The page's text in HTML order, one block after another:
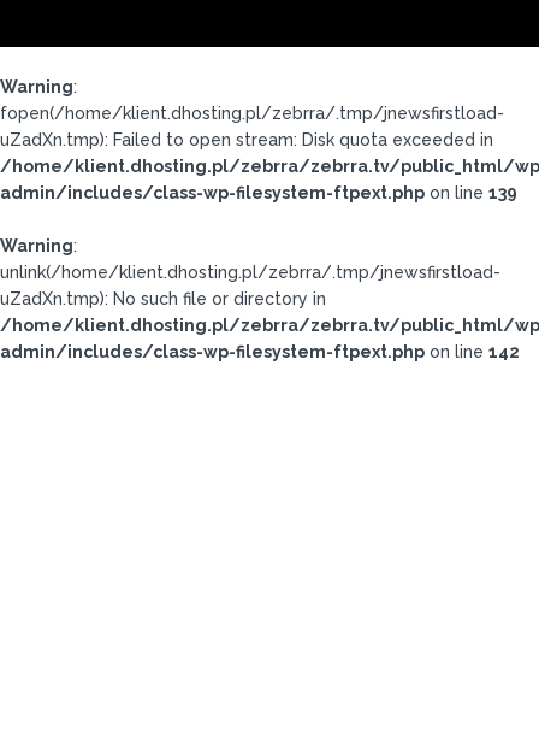
Warning:
fopen(/home/klient.dhosting.pl/zebrra/.tmp/jnewsfirstload-
uZadXn.tmp): Failed to open stream: Disk quota exceeded in
/home/klient.dhosting.pl/zebrra/zebrra.tv/public_html/
admin/includes/class-wp-filesystem-ftpext.php on line 139
Warning:
unlink(/home/klient.dhosting.pl/zebrra/.tmp/jnewsfirstload-
uZadXn.tmp): No such file or directory in
/home/klient.dhosting.pl/zebrra/zebrra.tv/public_html/
admin/includes/class-wp-filesystem-ftpext.php on line 142